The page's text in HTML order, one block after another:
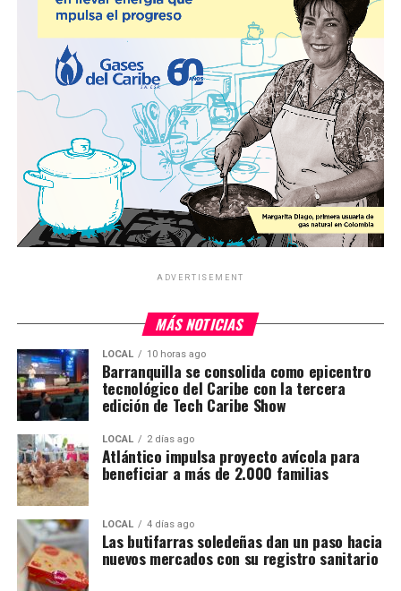
ADVERTISEMENT
MÁS NOTICIAS
LOCAL 10 horas ago
Barranquilla se consolida como epicentro
tecnológico del Caribe con la tercera
edición de Tech Caribe Show
LOCAL 2 días ago
Atlántico impulsa proyecto avícola para
beneficiar a más de 2.000 familias
LOCAL 4 días ago
Las butifarras soledeñas dan un paso hacia
nuevos mercados con su registro sanitario